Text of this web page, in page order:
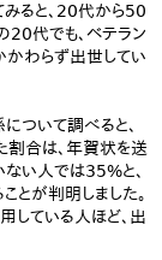
みると、20代から50
20代でも、ベテラン
わらず出世してい
ついて調べると、
割合は、年賀状を送
い人では35%と、
が判明しました。
している人ほど、出